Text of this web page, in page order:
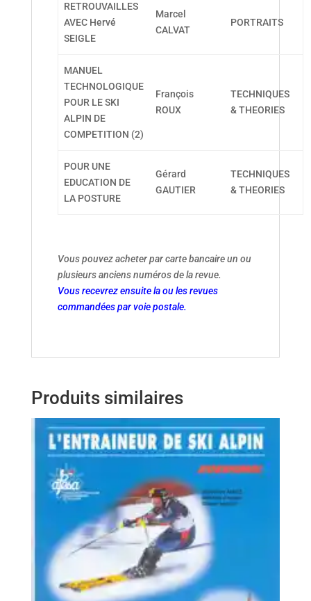
RETROUVAILLES
AVEC Hervé
SEIGLE
Marcel
CALVAT
PORTRAITS
MANUEL
TECHNOLOGIQUE
POUR LE SKI
ALPIN DE
COMPETITION (2)
François
ROUX
TECHNIQUES
& THEORIES
POUR UNE
EDUCATION DE
LA POSTURE
Gérard
GAUTIER
TECHNIQUES
& THEORIES
Vous pouvez acheter par carte bancaire un ou
plusieurs anciens numéros de la revue.
Vous recevrez ensuite la ou les revues
commandées par voie postale.
Produits similaires